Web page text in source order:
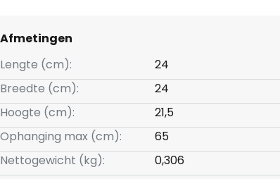
Afmetingen
Lengte (cm):
24
Breedte (cm):
24
Hoogte (cm):
21,5
Ophanging max (cm):
65
Nettogewicht (kg):
0,306